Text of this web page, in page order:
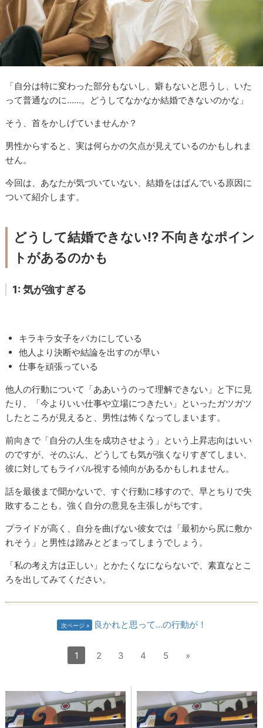
「自分は特に変わった部分もないし、癖もないと思うし、いた
って普通なのに……。どうしてなかなか結婚できないのかな」
そう、首をかしげていませんか？
男性からすると、実は何らかの欠点が見えているのかもしれま
せん。
今回は、あなたが気づいていない、結婚をはばんでいる原因に
ついて紹介します。
どうして結婚できない!? 不向きなポイン
トがあるのかも
1: 気が強すぎる
キラキラ女子をバカにしている
他人より決断や結論を出すのが早い
仕事を頑張っている
他人の行動について「ああいうのって理解できない」と下に見
たり、「今よりいい仕事や立場につきたい」といったガツガツ
したところが見えると、男性は怖くなってしまいます。
前向きで「自分の人生を成功させよう」という上昇志向はいい
のですが、そのぶん、どうしても気が強くなりすぎてしまい、
彼に対してもライバル視する傾向があるかもしれません。
話を最後まで聞かないで、すぐ行動に移すので、早とちりで失
敗することも。強く自分の意見を主張しがちです。
プライドが高く、自分を曲げない彼女では「最初から尻に敷か
れそう」と男性は踏みとどまってしまうでしょう。
「私の考え方は正しい」とかたくなにならないで、素直なとこ
ろを出してみてください。
次ページ 良かれと思って…の行動が！
1 2 3 4 5 »